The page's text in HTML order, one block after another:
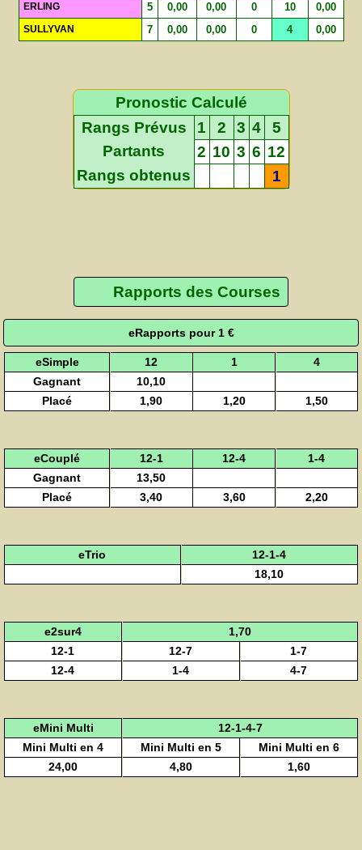
ERLING 5 0,00 0,00 0 10 0,00
SULLYVAN 7 0,00 0,00 0 4 0,00
Pronostic Calculé
Rangs Prévus
1 2 3 4
5
Partants
2 10 3 6 12
Rangs obtenus
1
Rapports des Courses
eRapports pour 1 €
eSimple 12 1
4
Gagnant
10,10
Placé
1,90 1,20 1,50
eCouplé 12-1 12-4
1-4
Gagnant
13,50
Placé
3,40 3,60 2,20
eTrio
12-1-4
18,10
e2sur4
1,70
12-1
12-7
1-7
12-4
1-4 4-7
eMini Multi
12-1-4-7
Mini Multi en 4
Mini Multi en 5
Mini Multi en 6
24,00
4,80 1,60